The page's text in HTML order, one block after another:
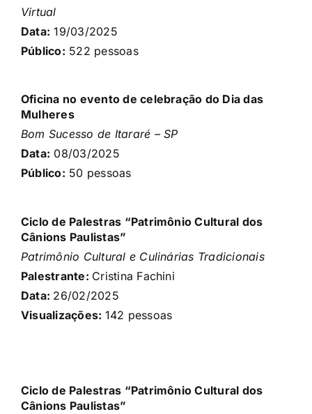
Virtual
Data: 19/03/2025
Público: 522 pessoas
Oficina no evento de celebração do Dia das
Mulheres
Bom Sucesso de Itararé – SP
Data: 08/03/2025
Público: 50 pessoas
Ciclo de Palestras “Patrimônio Cultural dos
Cânions Paulistas”
Patrimônio Cultural e Culinárias Tradicionais
Palestrante: Cristina Fachini
Data: 26/02/2025
Visualizações: 142 pessoas
Ciclo de Palestras “Patrimônio Cultural dos
Cânions Paulistas”